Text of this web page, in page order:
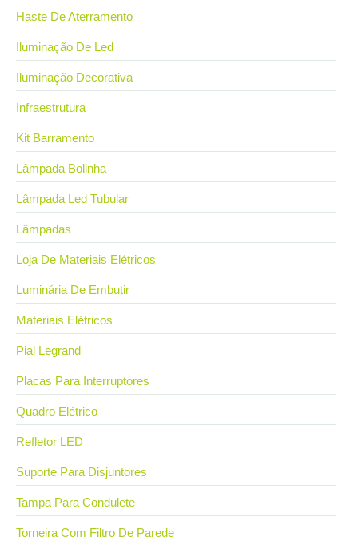
Haste De Aterramento
Iluminação De Led
Iluminação Decorativa
Infraestrutura
Kit Barramento
Lâmpada Bolinha
Lâmpada Led Tubular
Lâmpadas
Loja De Materiais Elétricos
Luminária De Embutir
Materiais Elétricos
Pial Legrand
Placas Para Interruptores
Quadro Elétrico
Refletor LED
Suporte Para Disjuntores
Tampa Para Condulete
Torneira Com Filtro De Parede